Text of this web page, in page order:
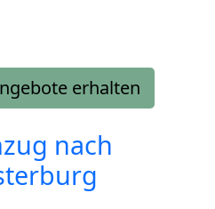
erhalten
nach